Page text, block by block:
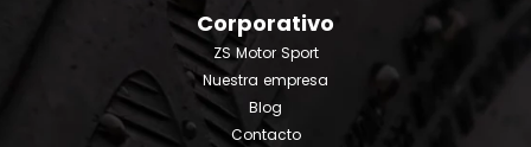
Corporativo
ZS Motor Sport
Nuestra empresa
Blog
Contacto